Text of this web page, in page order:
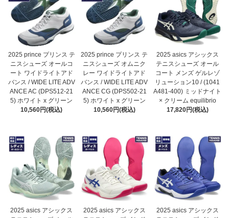
2025 prince プリンス テ
ニスシューズ オールコ
ート ワイドライトアド
バンス / WIDE LITE ADV
ANCE AC (DPS512-21
5) ホワイト x グリーン
10,560円(税込)
2025 prince プリンス テ
ニスシューズ オムニク
レー ワイドライトアド
バンス / WIDE LITE ADV
ANCE CG (DPS502-21
5) ホワイト x グリーン
10,560円(税込)
2025 asics アシックス
テニスシューズ オール
コート メンズ ゲルレゾ
リューション10 / (1041
A481-400) ミッドナイト
× クリーム equilibrio
17,820円(税込)
2025 asics アシックス
2025 asics アシックス
2025 asics アシックス